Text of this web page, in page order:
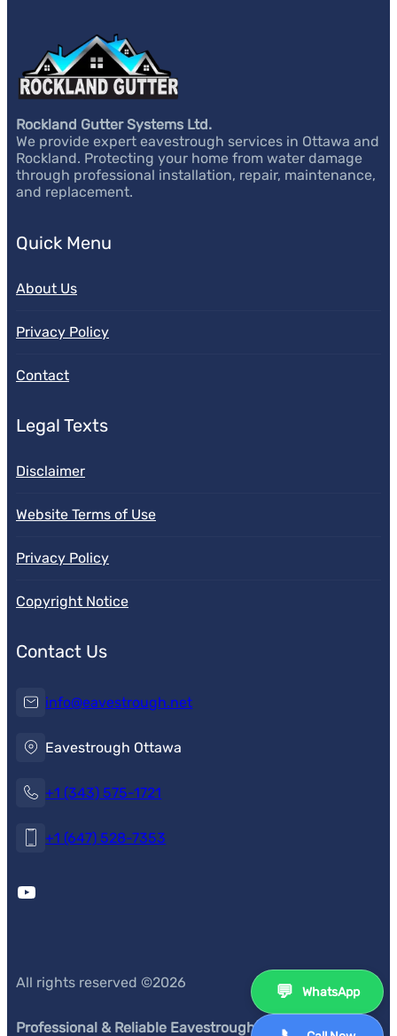
Rockland Gutter Systems Ltd.
We provide expert eavestrough services in Ottawa and
Rockland. Protecting your home from water damage
through professional installation, repair, maintenance,
and replacement.
Quick Menu
About Us
Privacy Policy
Contact
Legal Texts
Disclaimer
Website Terms of Use
Privacy Policy
Copyright Notice
Contact Us
info@eavestrough.net
Eavestrough Ottawa
+1 (343) 575-1721
+1 (647) 528-7353
YouTube
All rights reserved ©2026
Professional & Reliable Eavestrough Service s
💬 WhatsApp